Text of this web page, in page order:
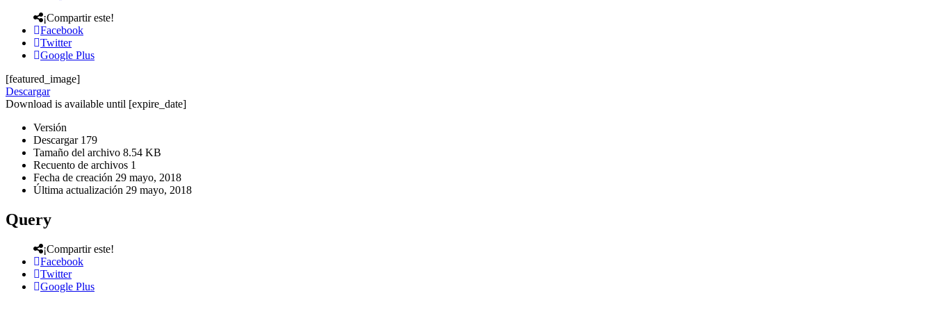
¡Compartir este!
Facebook
Twitter
Google Plus
[featured_image]
Descargar
Download is available until [expire_date]
Versión
Descargar 179
Tamaño del archivo 8.54 KB
Recuento de archivos 1
Fecha de creación 29 mayo, 2018
Última actualización 29 mayo, 2018
Query
¡Compartir este!
Facebook
Twitter
Google Plus